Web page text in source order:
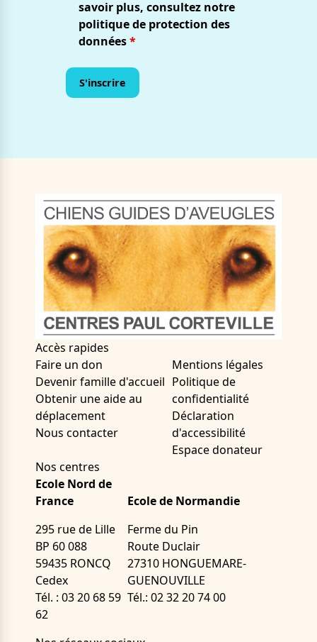
savoir plus, consultez notre
politique de protection des
données*
Accès rapides
Faire un don
Devenir famille d'accueil
Obtenir une aide au
déplacement
Nous contacter
Mentions légales
Politique de
confidentialité
Déclaration
d'accessibilité
Espace donateur
Nos centres
Ecole Nord de
France
295 rue de Lille
BP 60 088
59435 RONCQ
Cedex
Tél. : 03 20 68 59
62
Ecole de Normandie
Ferme du Pin
Route Duclair
27310 HONGUEMARE-
GUENOUVILLE
Tél.: 02 32 20 74 00